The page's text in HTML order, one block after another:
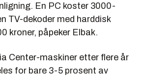
En PC koster 3000-
TV-dekoder med harddisk
kroner, påpeker Elbak.
Center-maskiner etter flere år
for bare 3-5 prosent av